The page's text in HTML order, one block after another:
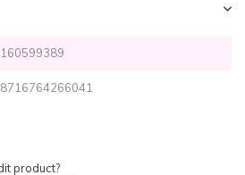
160599389
8716764266041